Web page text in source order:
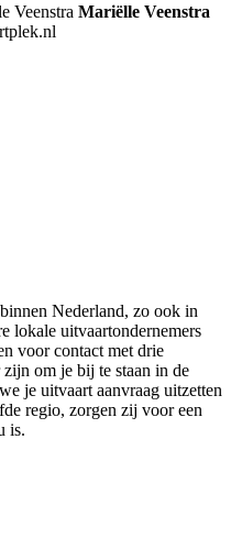
Mariëlle Veenstra
Nederland, zo ook in
lokale uitvaartondernemers
voor contact met drie
om je bij te staan in de
je uitvaart aanvraag uitzetten
regio, zorgen zij voor een
is.